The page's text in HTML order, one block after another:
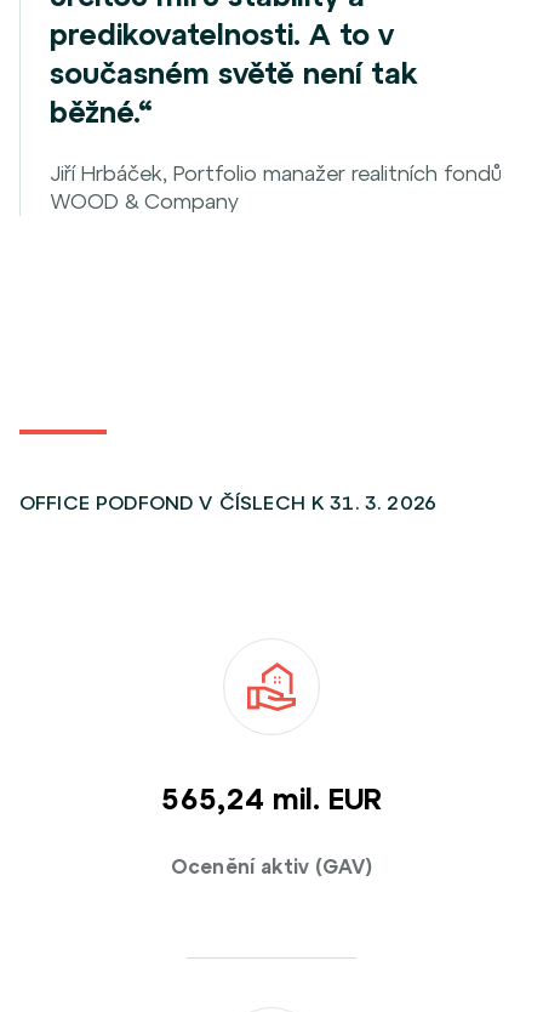
predikovatelnosti. A to v
současném světě není tak
běžné.“
Jiří Hrbáček, Portfolio manažer realitních fondů
WOOD & Company
OFFICE PODFOND V ČÍSLECH K 31. 3. 2026
565,39 mil. EUR
Ocenění aktiv (GAV)